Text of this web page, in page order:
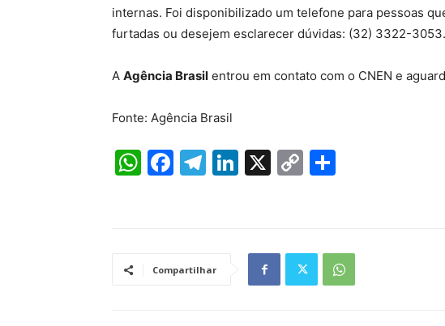
internas. Foi disponibilizado um telefone para pessoas
furtadas ou desejem esclarecer dúvidas: (32) 3322-3053.
A Agência Brasil entrou em contato com o CNEN e
Fonte: Agência Brasil
W
A
F
b
T
a
Li
n
X
C
Li
n
Compartilhar